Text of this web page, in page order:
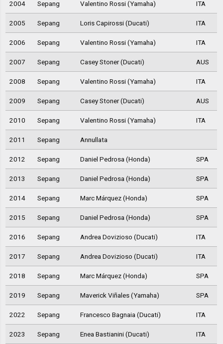
2004 Sepang Valentino Rossi (Yamaha) ITA
2005 Sepang Loris Capirossi (Ducati) ITA
2006 Sepang Valentino Rossi (Yamaha) ITA
2007 Sepang Casey Stoner (Ducati) AUS
2008 Sepang Valentino Rossi (Yamaha) ITA
2009 Sepang Casey Stoner (Ducati) AUS
2010 Sepang Valentino Rossi (Yamaha) ITA
2011 Sepang Annullata
2012 Sepang Daniel Pedrosa (Honda) SPA
2013 Sepang Daniel Pedrosa (Honda) SPA
2014 Sepang Marc Márquez (Honda) SPA
2015 Sepang Daniel Pedrosa (Honda) SPA
2016 Sepang Andrea Dovizioso (Ducati) ITA
2017 Sepang Andrea Dovizioso (Ducati) ITA
2018 Sepang Marc Márquez (Honda) SPA
2019 Sepang Maverick Viñales (Yamaha) SPA
2022 Sepang Francesco Bagnaia (Ducati) ITA
2023 Sepang Enea Bastianini (Ducati) ITA